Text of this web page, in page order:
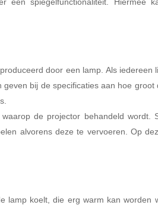
door een lamp. Als
bij de specificaties aan hoe
de projector behandeld wordt.
alvorens deze te vervoeren. Op
lamp koelt, die erg warm kan